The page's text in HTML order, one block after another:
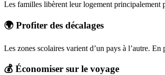
Les familles libèrent leur logement principalement
🌍 Profiter des décalages
Les zones scolaires varient d’un pays à l’autre.
💰 Économiser sur le voyage